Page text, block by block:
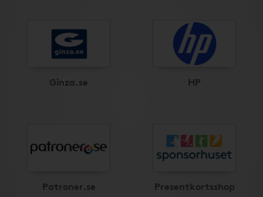
Ginza.se HP
Patroner.se Presentkortsshop